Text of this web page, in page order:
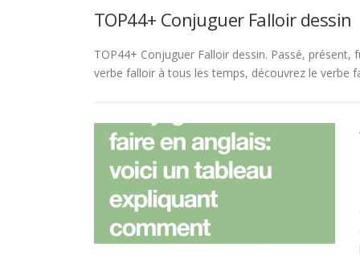
TOP44+ Conjuguer Falloir dessin
TOP44+ Conjuguer Falloir dessin. Passé,
verbe falloir à tous les temps, découvrez le verbe